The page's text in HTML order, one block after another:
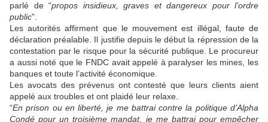
parlé de “propos insidieux, graves et dangereux pour l’ordre
public”.
Les autorités affirment que le mouvement est illégal, faute de
déclaration préalable. Il justifie depuis le début la répression de la
contestation par le risque pour la sécurité publique. Le procureur
a aussi noté que le FNDC avait appelé à paralyser les mines, les
banques et toute l’activité économique.
Les avocats des prévenus ont contesté que leurs clients aient
appelé aux troubles et ont plaidé leur relaxe.
“En prison ou en liberté, je me battrai contre la politique d’Alpha
Condé pour un troisième mandat, je me battrai pour empêcher